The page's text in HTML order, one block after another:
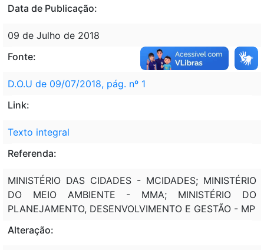
Data de Publicação:
09 de Julho de 2018
Fonte:
D.O.U de 09/07/2018, pág. nº 1
Link:
Texto integral
Referenda:
MINISTÉRIO DAS CIDADES - MCIDADES; MINISTÉRIO
DO MEIO AMBIENTE - MMA; MINISTÉRIO DO
PLANEJAMENTO, DESENVOLVIMENTO E GESTÃO - MP
Alteração: